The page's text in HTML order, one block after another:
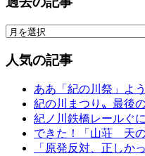
人気の記事
ああ「紀の川祭」よ
紀の川まつり〟最後
紀ノ川鉄橋レールぐ
できた！「山荘 天の
「原発反対、正しか